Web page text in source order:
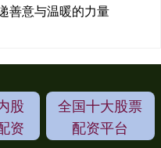
善意与温暖的力量
股
资
全国十大股票
配资平台